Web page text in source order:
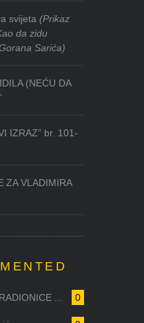
svijeta(Prikaz
da zidu
Sarića)
(NEĆU DA
IZRAZ” br. 101-
ZA VLADIMIRA
0
...